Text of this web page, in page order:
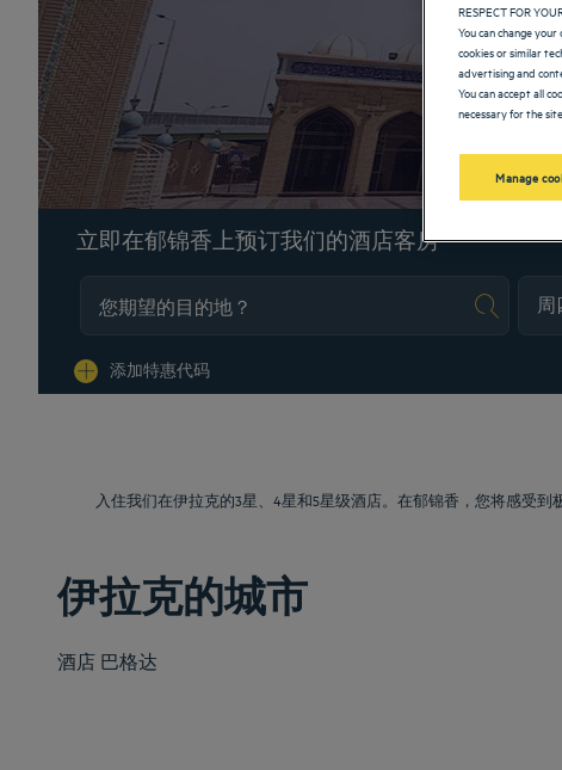
立即在郁锦香上预订我们的酒店客房
添加特惠代码
入住我们在伊拉克的3星、4星和5星级酒店。在郁锦香，您将感受
伊拉克的城市
酒店 巴格达
RESPECT FOR
You can change
cookies or similar
advertising and
You can accept all
necessary for the
Manage